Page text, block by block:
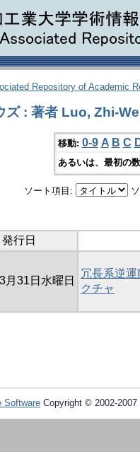
Repository of Academic
ズ : 著者 Luo, Zhi-
移動: 0-9 A B C
あるいは、最初の
ソート項目:
発行日
月31日水曜日
冗長系逆
クチャ
Software Copyright © 2002-2007